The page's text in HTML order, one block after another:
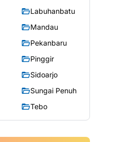
Labuhanbatu
Mandau
Pekanbaru
Pinggir
Sidoarjo
Sungai Penuh
Tebo